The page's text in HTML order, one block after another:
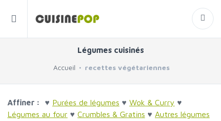
Légumes cuisinés
Accueil recettes végétariennes
Affiner : ♥ Purées de légumes ♥ Wok & Curry ♥
Légumes au four ♥ Crumbles & Gratins ♥ Autres légumes